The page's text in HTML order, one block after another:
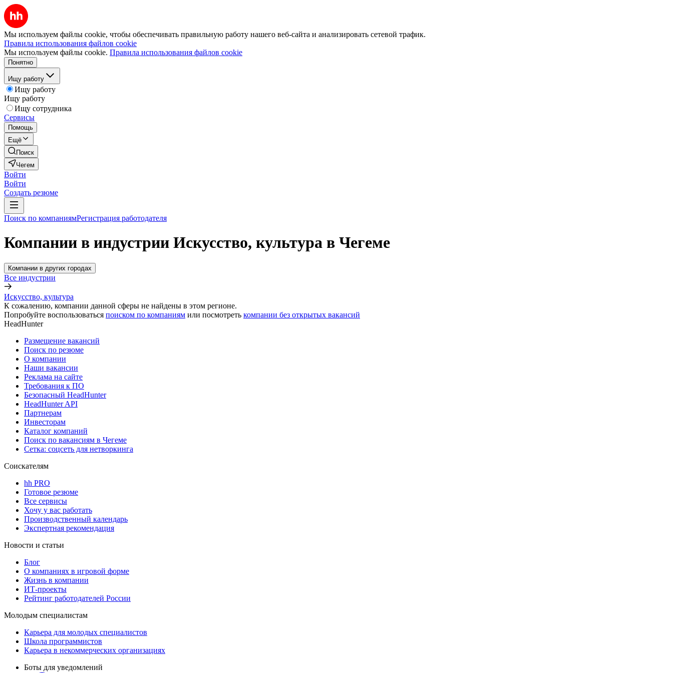
Мы используем файлы cookie, чтобы обеспечивать правильную работу нашего веб-сайта и анализировать сетевой трафик.
Правила использования файлов cookie
Мы используем файлы cookie. Правила использования файлов cookie
Понятно
Ищу работу
Ищу работу
Ищу работу
Ищу сотрудника
Сервисы
Помощь
Ещё
Поиск
Чегем
Войти
Войти
Создать резюме
Поиск по компаниямРегистрация работодателя
Компании в индустрии Искусство, культура в Чегеме
Компании в других городах
Все индустрии
Искусство, культура
К сожалению, компании данной сферы не найдены в этом регионе.
Попробуйте воспользоваться поиском по компаниям или посмотреть компании без открытых вакансий
HeadHunter
Размещение вакансий
Поиск по резюме
О компании
Наши вакансии
Реклама на сайте
Требования к ПО
Безопасный HeadHunter
HeadHunter API
Партнерам
Инвесторам
Каталог компаний
Поиск по вакансиям в Чегеме
Сетка: соцсеть для нетворкинга
Соискателям
hh PRO
Готовое резюме
Все сервисы
Хочу у вас работать
Производственный календарь
Экспертная рекомендация
Новости и статьи
Блог
О компаниях в игровой форме
Жизнь в компании
ИТ-проекты
Рейтинг работодателей России
Молодым специалистам
Карьера для молодых специалистов
Школа программистов
Карьера в некоммерческих организациях
Боты для уведомлений